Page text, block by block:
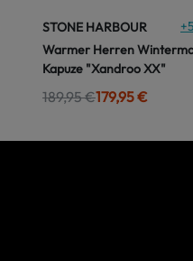
STONE HARBOUR +
Warmer Herren
Kapuze "Xandroo XX"
189,95 €179,95 €